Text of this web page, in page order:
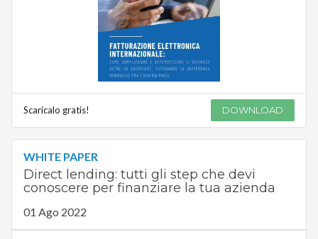
Scaricalo gratis! DOWNLOAD
WHITE PAPER
Direct lending: tutti gli step che devi
conoscere per finanziare la tua azienda
01 Ago 2022